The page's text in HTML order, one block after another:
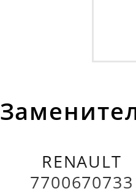
RENAULT
7700670733